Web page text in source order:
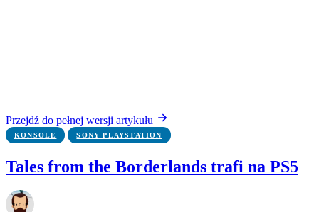
Przejdź do pełnej wersji artykułu
KONSOLE SONY PLAYSTATION
Tales from the Borderlands trafi na PS5